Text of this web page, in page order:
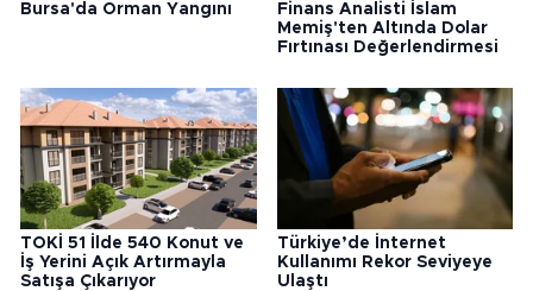
Bursa'da Orman Yangını
Finans Analisti İslam
Memiş'ten Altında Dolar
Fırtınası Değerlendirmesi
TOKİ 51 İlde 540 Konut ve
İş Yerini Açık Artırmayla
Satışa Çıkarıyor
Türkiye’de İnternet
Kullanımı Rekor Seviyeye
Ulaştı